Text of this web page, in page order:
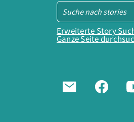
Erweiterte Story
Ganze Seite